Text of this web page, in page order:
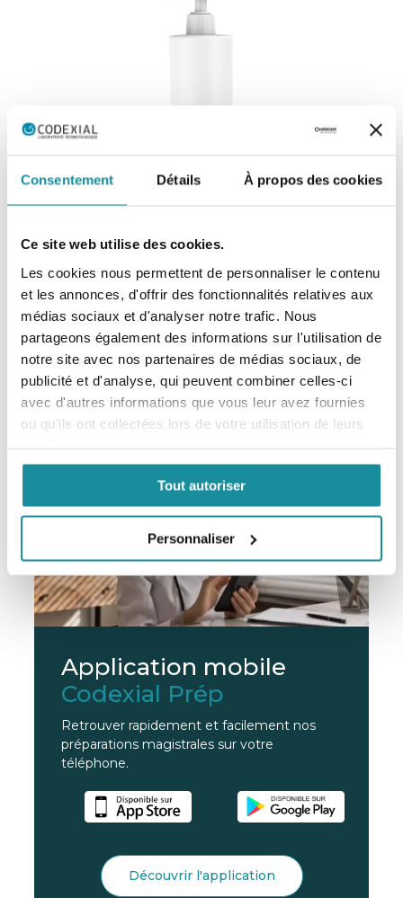
Consentement Détails À propos des cookies
Ce site web utilise des cookies.
Les cookies nous permettent de personnaliser le contenu
et les annonces, d'offrir des fonctionnalités relatives aux
médias sociaux et d'analyser notre trafic. Nous
partageons également des informations sur l'utilisation de
notre site avec nos partenaires de médias sociaux, de
publicité et d'analyse, qui peuvent combiner celles-ci
avec d'autres informations que vous leur avez fournies
ou qu'ils ont collectées lors de votre utilisation de leurs
Tout autoriser
Personnaliser
Codexial Cold Cream Fluide
EXCIPIENT DERMATOLOGIQUE
En savoir plus
Application mobile
Codexial Prép
Retrouver rapidement et facilement nos
préparations magistrales sur votre
téléphone.
Découvrir l'application